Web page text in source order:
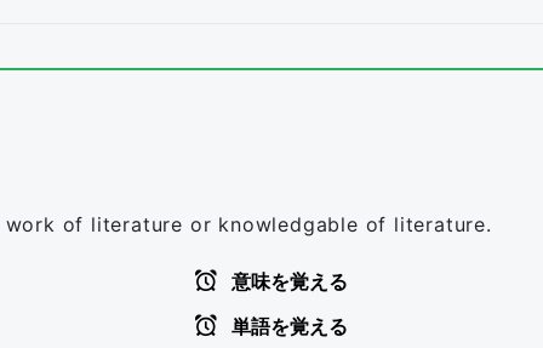
of literature or knowledgable of literature.
意味を覚える
単語を覚える